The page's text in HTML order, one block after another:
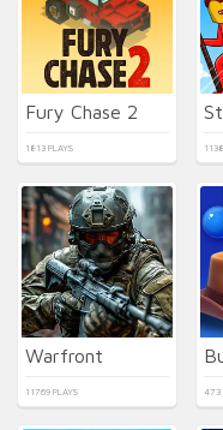
Fury Chase 2
1813 PLAYS
Warfront
11769 PLAYS 473